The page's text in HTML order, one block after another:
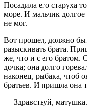
Посадила его старуха
море. И мальчик долгое
не мог.
Вот прошел, должно
разыскивать брата.
же, что и с его братом.
дочка; она долго
наконец, рыбака, чтоб
братьев. И пришла она
— Здравствуй, матушка.